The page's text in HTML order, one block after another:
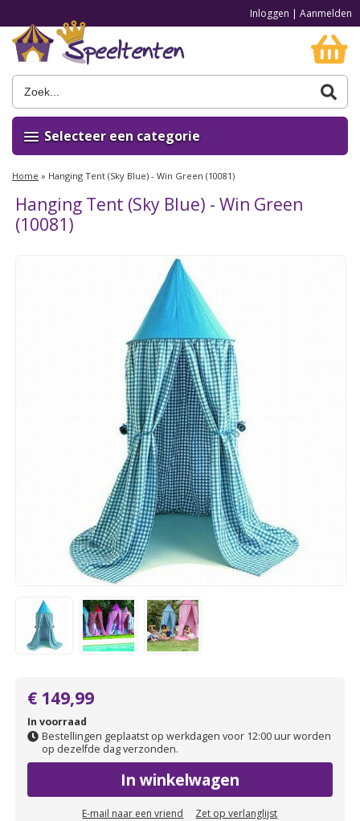
Inloggen | Aanmelden
Selecteer een categorie
Home » Hanging Tent (Sky Blue) - Win Green (10081)
Hanging Tent (Sky Blue) - Win Green
(10081)
€ 149,99
In voorraad
Bestellingen geplaatst op werkdagen voor 12:00 uur worden
op dezelfde dag verzonden.
In winkelwagen
E-mail naar een vriend Zet op verlanglijst